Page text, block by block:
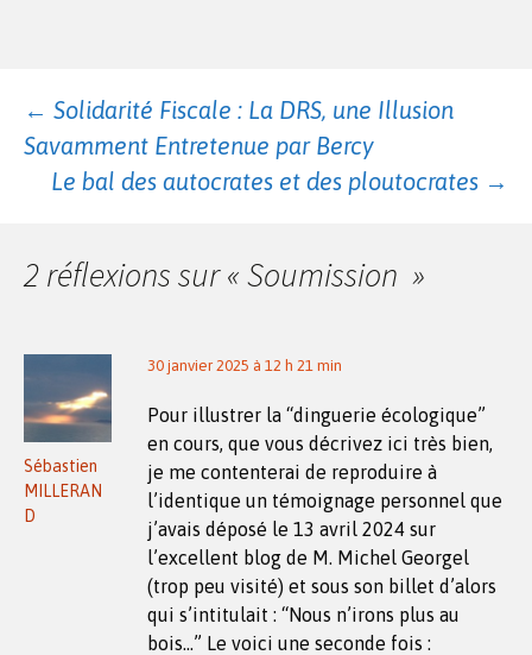
Navigation
des
articles
← Solidarité Fiscale : La DRS, une Illusion
Savamment Entretenue par Bercy
Le bal des autocrates et des ploutocrates →
2 réflexions sur «Soumission »
Sébastien
MILLERAN
D
30 janvier 2025 à 12 h 21 min
Pour illustrer la “dinguerie écologique”
en cours, que vous décrivez ici très bien,
je me contenterai de reproduire à
l’identique un témoignage personnel que
j’avais déposé le 13 avril 2024 sur
l’excellent blog de M. Michel Georgel
(trop peu visité) et sous son billet d’alors
qui s’intitulait : “Nous n’irons plus au
bois…” Le voici une seconde fois :